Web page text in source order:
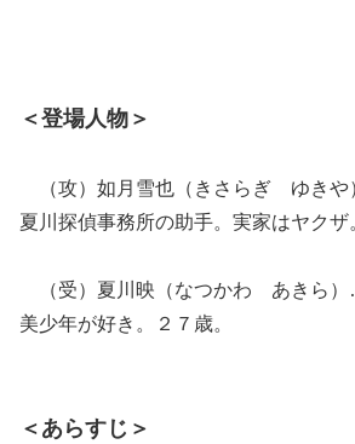
＜登場人物＞
（攻）如月雪也（きさらぎ ゆきや
夏川探偵事務所の助手。実家はヤクザ
（受）夏川映（なつかわ あきら）
美少年が好き。２７歳。
＜あらすじ＞